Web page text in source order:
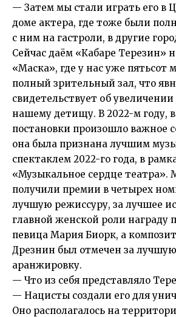
— Затем мы стали играть его в
доме актера, где тоже были
с ним на гастроли, в другие
Сейчас даём «Кабаре Терезин»
«Маска», где у нас уже пятьсот
полный зрительный зал, что
свидетельствует об
нашему детищу. В 2022-м году,
постановки произошло важное
она была признана лучшим
спектаклем 2022-го года, в
«Музыкальное сердце театра».
получили премии в четырех
лучшую режиссуру, за лучшее
главной женской роли награду
певица Мария Биорк, а
Дрезнин был отмечен за
аранжировку.
— Что из себя представляло
— Нацисты создали его для
Оно располагалось на